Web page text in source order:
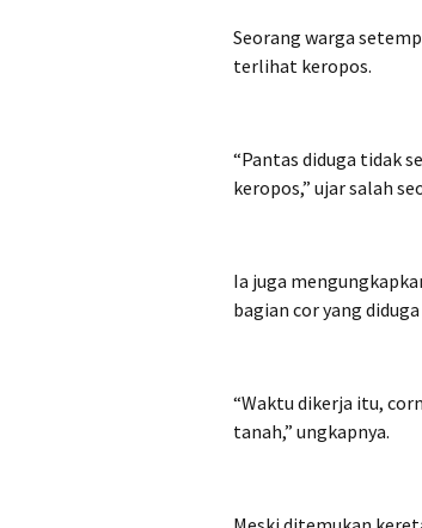
‎Seorang warga
terlihat keropos.
‎“Pantas diduga tidak
keropos,” ujar salah
‎Ia juga
bagian cor yang
‎“Waktu dikerja itu,
tanah,” ungkapnya.